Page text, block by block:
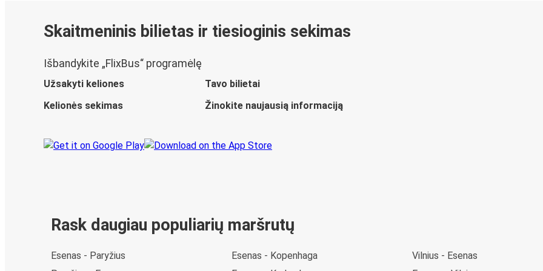
Skaitmeninis bilietas ir tiesioginis sekimas
Išbandykite „FlixBus“ programėlę
Užsakyti keliones
Tavo bilietai
Kelionės sekimas
Žinokite naujausią informaciją
Rask daugiau populiarių maršrutų
Esenas - Paryžius
Esenas - Kopenhaga
Vilnius - Esenas